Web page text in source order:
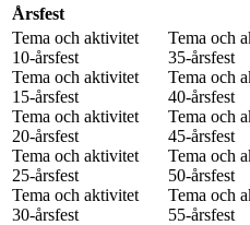
Årsfest
Tema och aktivitet
10-årsfest
Tema och aktivitet
15-årsfest
Tema och aktivitet
20-årsfest
Tema och aktivitet
25-årsfest
Tema och aktivitet
30-årsfest
Tema och
35-årsfest
Tema och
40-årsfest
Tema och
45-årsfest
Tema och
50-årsfest
Tema och
55-årsfest